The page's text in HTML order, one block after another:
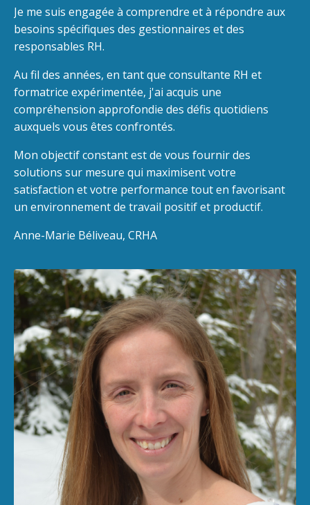
Je me suis engagée à comprendre et à répondre aux
besoins spécifiques des gestionnaires et des
responsables RH.
Au fil des années, en tant que consultante RH et
formatrice expérimentée, j'ai acquis une
compréhension approfondie des défis quotidiens
auxquels vous êtes confrontés.
Mon objectif constant est de vous fournir des
solutions sur mesure qui maximisent votre
satisfaction et votre performance tout en favorisant
un environnement de travail positif et productif.
Anne-Marie Béliveau, CRHA